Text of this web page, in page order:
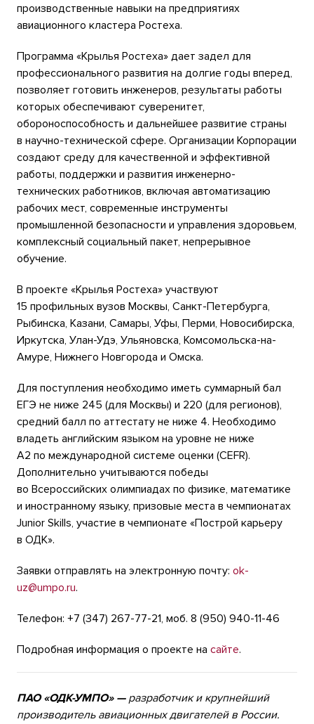
производственные навыки на предприятиях
авиационного кластера Ростеха.
Программа «Крылья Ростеха» дает задел для
профессионального развития на долгие годы вперед,
позволяет готовить инженеров, результаты работы
которых обеспечивают суверенитет,
обороноспособность и дальнейшее развитие страны
в научно-технической сфере. Организации Корпорации
создают среду для качественной и эффективной
работы, поддержки и развития инженерно-
технических работников, включая автоматизацию
рабочих мест, современные инструменты
промышленной безопасности и управления здоровьем,
комплексный социальный пакет, непрерывное
обучение.
В проекте «Крылья Ростеха» участвуют
15 профильных вузов Москвы, Санкт-Петербурга,
Рыбинска, Казани, Самары, Уфы, Перми, Новосибирска,
Иркутска, Улан-Удэ, Ульяновска, Комсомольска-на-
Амуре, Нижнего Новгорода и Омска.
Для поступления необходимо иметь суммарный бал
ЕГЭ не ниже 245 (для Москвы) и 220 (для регионов),
средний балл по аттестату не ниже 4. Необходимо
владеть английским языком на уровне не ниже
А2 по международной системе оценки (CEFR).
Дополнительно учитываются победы
во Всероссийских олимпиадах по физике, математике
и иностранному языку, призовые места в чемпионатах
Junior Skills, участие в чемпионате «Построй карьеру
в ОДК».
Заявки отправлять на электронную почту: ok-
uz@umpo.ru.
Телефон: +7 (347) 267-77-21, моб. 8 (950) 940-11-46
Подробная информация о проекте на сайте.
ПАО «ОДК-УМПО» —разработчик и крупнейший
производитель авиационных двигателей в России.